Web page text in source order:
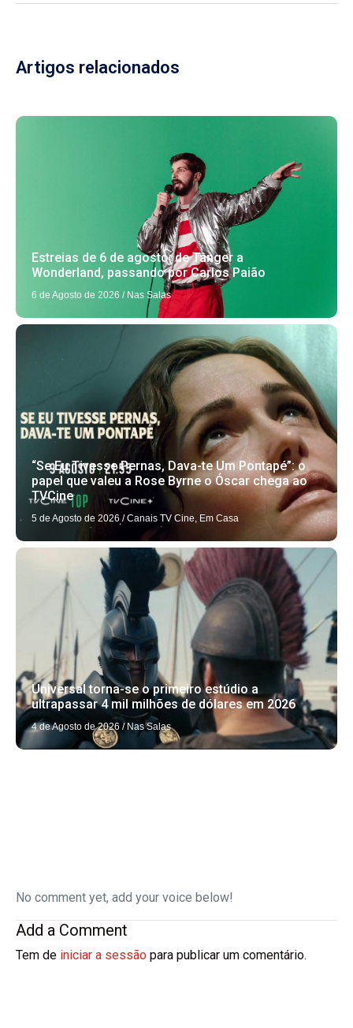
Artigos relacionados
Estreias de 6 de agosto: de Tânger a
Wonderland, passando por Carlos Paião
6 de Agosto de 2026 / Nas Salas
“Se Eu Tivesse Pernas, Dava-te Um Pontapé”: o
papel que valeu a Rose Byrne o Óscar chega ao
TVCine
5 de Agosto de 2026 / Canais TV Cine Em Casa
Universal torna-se o primeiro estúdio a
ultrapassar 4 mil milhões de dólares em 2026
4 de Agosto de 2026 / Nas Salas
No comment yet, add your voice below!
Add a Comment
Tem de iniciar a sessão para publicar um comentário.